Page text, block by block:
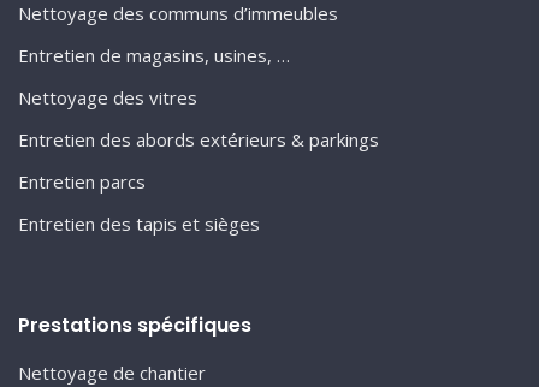
Nettoyage des communs d’immeubles
Entretien de magasins, usines, …
Nettoyage des vitres
Entretien des abords extérieurs & parkings
Entretien parcs
Entretien des tapis et sièges
Prestations spécifiques
Nettoyage de chantier